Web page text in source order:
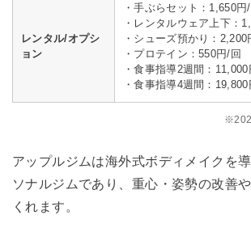
レンタル/オプシ
ョン
・手ぶらセット：1,650円/
・レンタルウェア上下：
・シューズ預かり：2,200
・プロテイン：550円/回
・食事指導2週間：11,000
・食事指導4週間：19,800
アップルジムは海外式ボディメイクを
ソナルジムであり、重心・姿勢の改善
くれます。